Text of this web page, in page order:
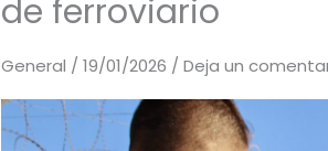
de ferroviario
General /19/01/2026 /Deja un